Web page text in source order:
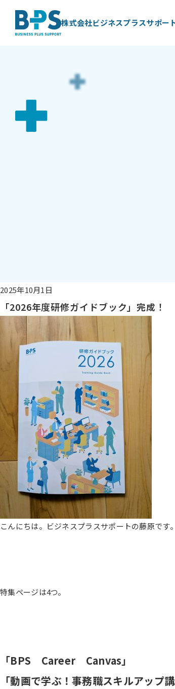
株式会社ビジネスプラスサポー
BLOG
BPSスタッフブログ
2025年10月1日
「2026年度研修ガイドブック」完成！
こんにちは。ビジネスプラスサポートの藤原で
特集ページは4つ。
「BPS Career Canvas」
「動画で学ぶ！事務職スキルアップ講